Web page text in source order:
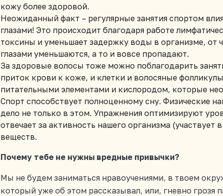
кожу более здоровой.
Неожиданный факт – регулярные занятия спортом
глазами! Это происходит благодаря работе
токсины и уменьшает задержку воды в организме, от
глазами уменьшаются, а то и вовсе пропадают.
За здоровые волосы тоже можно поблагодарить
приток крови к коже, и клетки и волосяные
питательными элементами и кислородом, которые
Спорт способствует полноценному сну. Физические
дело не только в этом. Упражнения оптимизируют
отвечает за активность нашего организма
веществ.
Почему тебе не нужны вредные привычки?
Мы не будем заниматься нравоучениями, в твоем
который уже об этом рассказывал, или, гневно грозя